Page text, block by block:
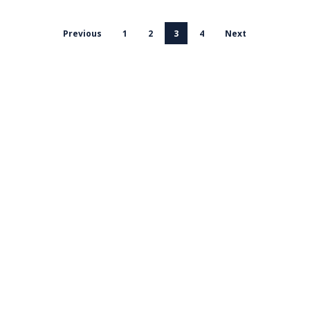
Previous 1 2 3 4 Next